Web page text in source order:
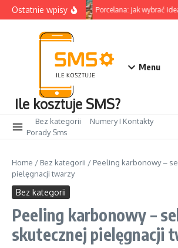
Przejdź do treści
Ostatnie wpisy Porcelana: jak wybrać
Ile kosztuje SMS?
Menu
Bez kategorii
Numery I Kontakty
Porady Sms
Home / Bez kategorii / Peeling karbonowy –
pielęgnacji twarzy
Bez kategorii
Peeling karbonowy –
skutecznej pielęgnacji